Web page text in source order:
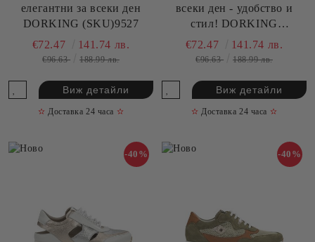
елегантни за всеки ден
DORKING (SKU)9527
€72.47 141.74 лв.
€96.63 188.99 лв.
Виж детайли
✫ Доставка 24 часа ✫
всеки ден - удобство и
стил! DORKING
(SKU)9466
€72.47 141.74 лв.
€96.63 188.99 лв.
Виж детайли
✫ Доставка 24 часа ✫
-40% -40%